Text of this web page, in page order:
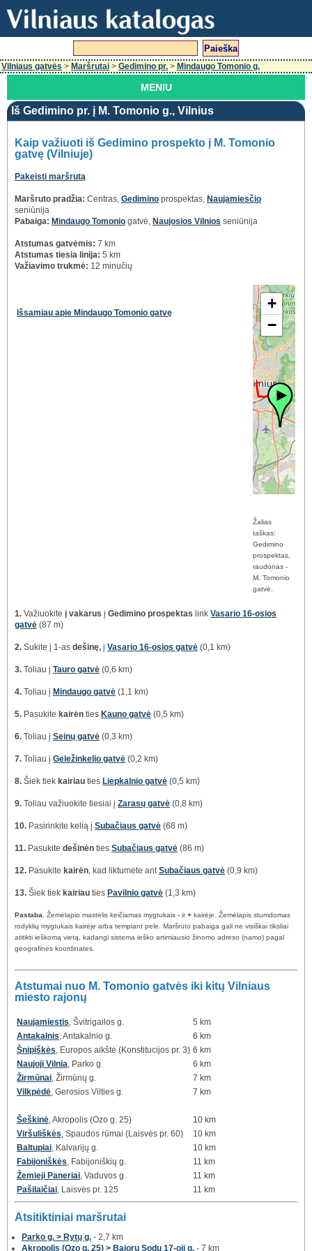
Vilniaus gatvės > Maršrutai > Gedimino pr. > Mindaugo Tomonio g.
MENIU
Iš Gedimino pr. į M. Tomonio g., Vilnius
Kaip važiuoti iš Gedimino prospekto į M. Tomonio
gatvę (Vilniuje)
Pakeisti maršrutą
Maršruto pradžia: Centras, Gedimino prospektas, Naujamiesčio
seniūnija
Pabaiga: Mindaugo Tomonio gatvė, Naujosios Vilnios seniūnija
Atstumas gatvėmis: 7 km
Atstumas tiesia linija: 5 km
Važiavimo trukmė: 12 minučių
Išsamiau apie Mindaugo Tomonio gatvę
+
−
Žalias
taškas:
Gedimino
prospektas,
raudonas -
M. Tomonio
gatvė.
1. Važiuokite į vakarus į Gedimino prospektas link Vasario 16-osios
gatvė (87 m)
2. Sukite į 1-as dešinę, į Vasario 16-osios gatvė (0,1 km)
3. Toliau į Tauro gatvė (0,6 km)
4. Toliau į Mindaugo gatvė (1,1 km)
5. Pasukite kairėn ties Kauno gatvė (0,5 km)
6. Toliau į Seinų gatvė (0,3 km)
7. Toliau į Geležinkelio gatvė (0,2 km)
8. Šiek tiek kairiau ties Liepkalnio gatvė (0,5 km)
9. Toliau važiuokite tiesiai į Zarasų gatvė (0,8 km)
10. Pasirinkite kelią į Subačiaus gatvė (68 m)
11. Pasukite dešinėn ties Subačiaus gatvė (86 m)
12. Pasukite kairėn, kad liktumėte antSubačiaus gatvė (0,9 km)
13. Šiek tiek kairiau ties Pavilnio gatvė (1,3 km)
Pastaba. Žemėlapio mastelis keičiamas mygtukais - ir+ kairėje. Žemėlapis stumdomas
rodyklių mygtukais kairėje arba tempiant pele. Maršruto pabaiga gali ne visiškai tiksliai
atitikti ieškomą vietą, kadangi sistema ieško artimiausio žinomo adreso (namo) pagal
geografines koordinates.
Atstumai nuo M. Tomonio gatvės iki kitų Vilniaus
miesto rajonų
Naujamiestis , Švitrigailos g.
5 km
Antakalnis , Antakalnio g.
6 km
Šnipiškės , Europos aikštė (Konstitucijos pr. 3) 6 km
Naujoji Vilnia , Parko g.
6 km
Žirmūnai , Žirmūnų g.
7 km
Vilkpėdė , Gerosios Vilties g. 7 km
Šeškinė , Akropolis (Ozo g. 25)
10 km
Viršuliškės , Spaudos rūmai (Laisvės pr. 60)
10 km
Baltupiai , Kalvarijų g.
10 km
Fabijoniškės , Fabijoniškių g.
11 km
Žemieji Paneriai , Vaduvos g.
11 km
Pašilaičiai , Laisvės pr. 125 11 km
Atsitiktiniai maršrutai
Parko g. > Rytų g. - 2,7 km
Akropolis (Ozo g. 25) > Bajorų Sodų 17-oji g. - 7 km